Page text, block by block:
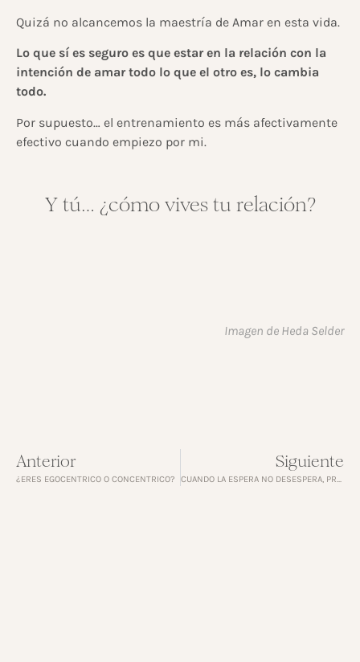
Quizá no alcancemos la maestría de Amar en esta vida.
Lo que sí es seguro es que estar en la relación con la
intención de amar todo lo que el otro es, lo cambia
todo.
Por supuesto… el entrenamiento es más afectivamente
efectivo cuando empiezo por mi.
Y tú… ¿cómo vives tu relación?
Imagen de Heda Selder
Anterior
¿ERES EGOCENTRICO O CONCENTRICO?
Siguiente
CUANDO LA ESPERA NO DESESPERA, PROSPERA